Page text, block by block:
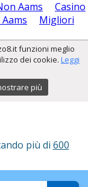
Aams
Casino
Migliori
funzioni meglio
dei cookie. Leggi
più
più di 600